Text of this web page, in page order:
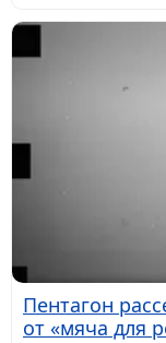
Пентагон
от «мяча для